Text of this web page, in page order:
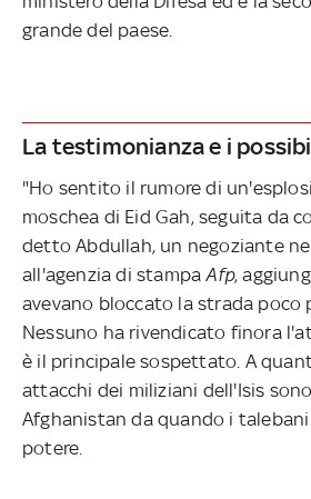
grande del paese.
La testimonianza e i
"Ho sentito il rumore di
moschea di Eid Gah, seguita da
detto Abdullah, un negoziante
all'agenzia di stampaAfp,
avevano bloccato la strada poco
Nessuno ha rivendicato finora
è il principale sospettato. A
attacchi dei miliziani dell'Isis
Afghanistan da quando i
potere.